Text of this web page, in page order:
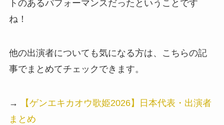
トのあるパフォーマンスだったということです
ね！
他の出演者についても気になる方は、こちらの記
事でまとめてチェックできます。
→
【ゲンエキカオウ歌姫2026】日本代表・出演者
まとめ